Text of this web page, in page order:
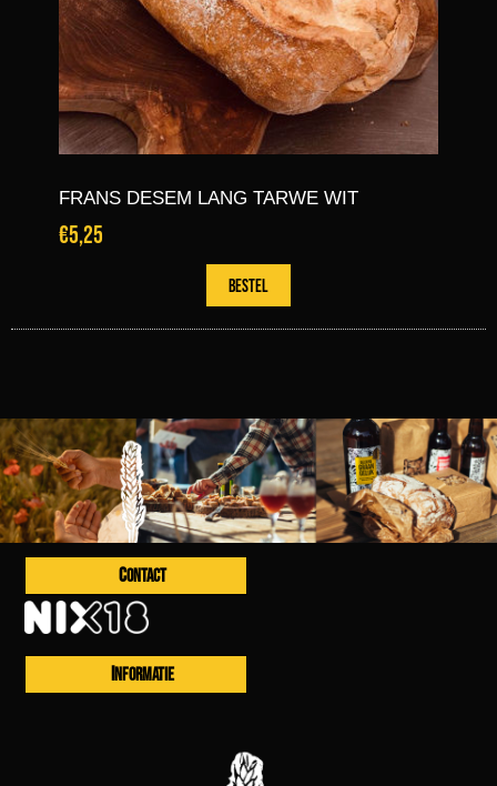
HAVER DESEM BRUIN TARWE
€4,55
CONTACT
INFORMATIE